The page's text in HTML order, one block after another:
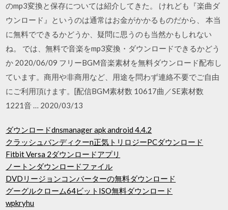
のmp3変換と保存については紹介してきた。 けれども『楽曲ダ
ウンロード』というのは通常はお金がかかるものだから、 本当
に無料でできるかどうか、疑問に思うのも当然かもしれない
ね。 では、無料で音楽をmp3変換・ダウンロードできるかどう
か 2020/06/09 フリーBGM音楽素材を無料ダウンロード配布し
ています。商用や非商用など、用途を問わず連絡不要でご自由
にご利用頂けます。[配信BGM素材数 10617曲／SE素材数
1221音 … 2020/03/13
ダウンロードdnsmanager apk android 4.4.2
クラッシュバンディクーn正気トリロジーPCダウンロード
Fitbit Versa 2ダウンロードアプリ
ノートンダウンロードファイル
DVDリージョンコンバーターの無料ダウンロード
グーグルクローム64ビットISO無料ダウンロード
wpkryhu